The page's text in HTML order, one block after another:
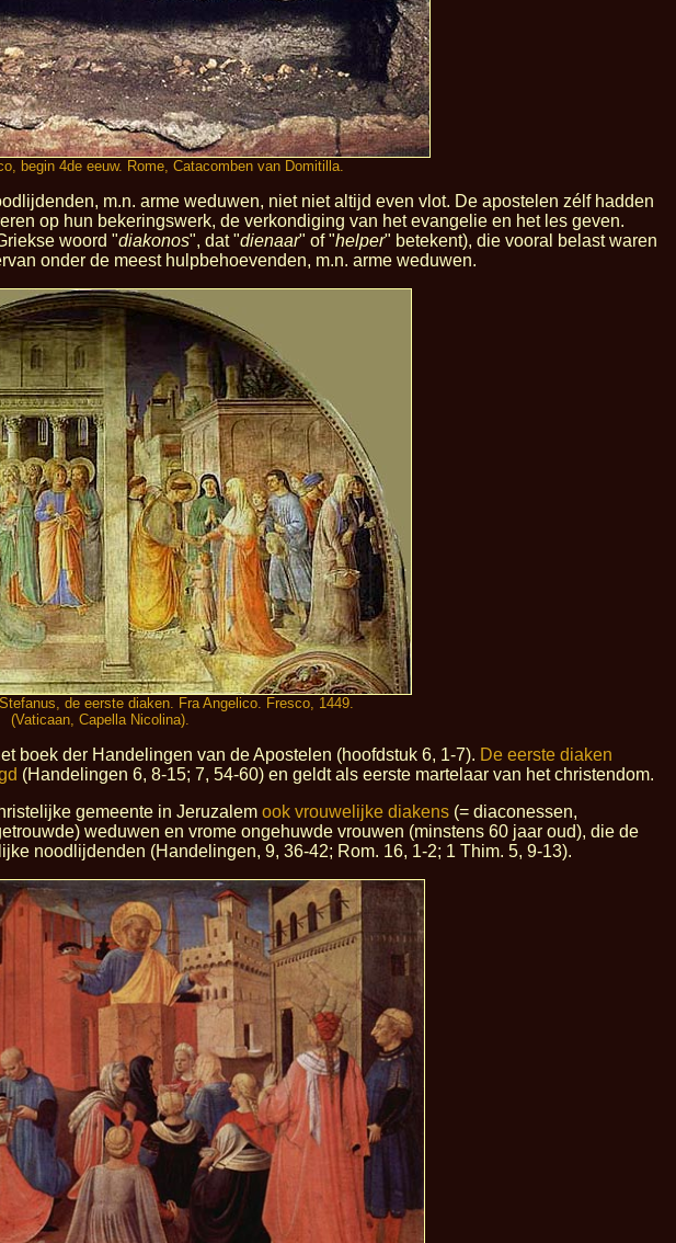
begin 4de eeuw. Rome, Catacomben van Domitilla.
m.n. arme weduwen, niet niet altijd even vlot. De apostelen zélf hadden
op hun bekeringswerk, de verkondiging van het evangelie en het les geven.
woord "diakonos", dat "dienaar" of "helper" betekent), die vooral belast waren
onder de meest hulpbehoevenden, m.n. arme weduwen.
de eerste diaken. Fra Angelico. Fresco, 1449.
(Vaticaan, Capella Nicolina).
boek der Handelingen van de Apostelen (hoofdstuk 6, 1-7). De eerste diaken
(Handelingen 6, 8-15; 7, 54-60) en geldt als eerste martelaar van het christendom.
gemeente in Jeruzalem ook vrouwelijke diakens (= diaconessen,
weduwen en vrome ongehuwde vrouwen (minstens 60 jaar oud), die de
noodlijdenden (Handelingen, 9, 36-42; Rom. 16, 1-2; 1 Thim. 5, 9-13).